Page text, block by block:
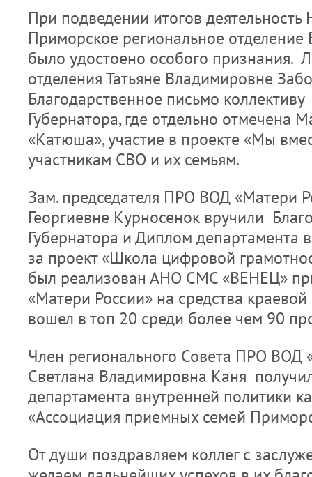
При подведении итогов
Приморское региональное
было удостоено особого признания.
отделения Татьяне Владимировне
Благодарственное письмо
Губернатора, где отдельно отмечена
«Катюша», участие в проекте «Мы
участникам СВО и их семьям.
Зам. председателя ПРО ВОД «Матери
Георгиевне Курносенок вручили
Губернатора и Диплом департамента
за проект «Школа цифровой
был реализован АНО СМС «ВЕНЕЦ»
«Матери России» на средства
вошел в топ 20 среди более чем 90
Член регионального Совета ПРО ВОД
Светлана Владимировна Каня
департамента внутренней политики
«Ассоциация приемных семей
От души поздравляем коллег с